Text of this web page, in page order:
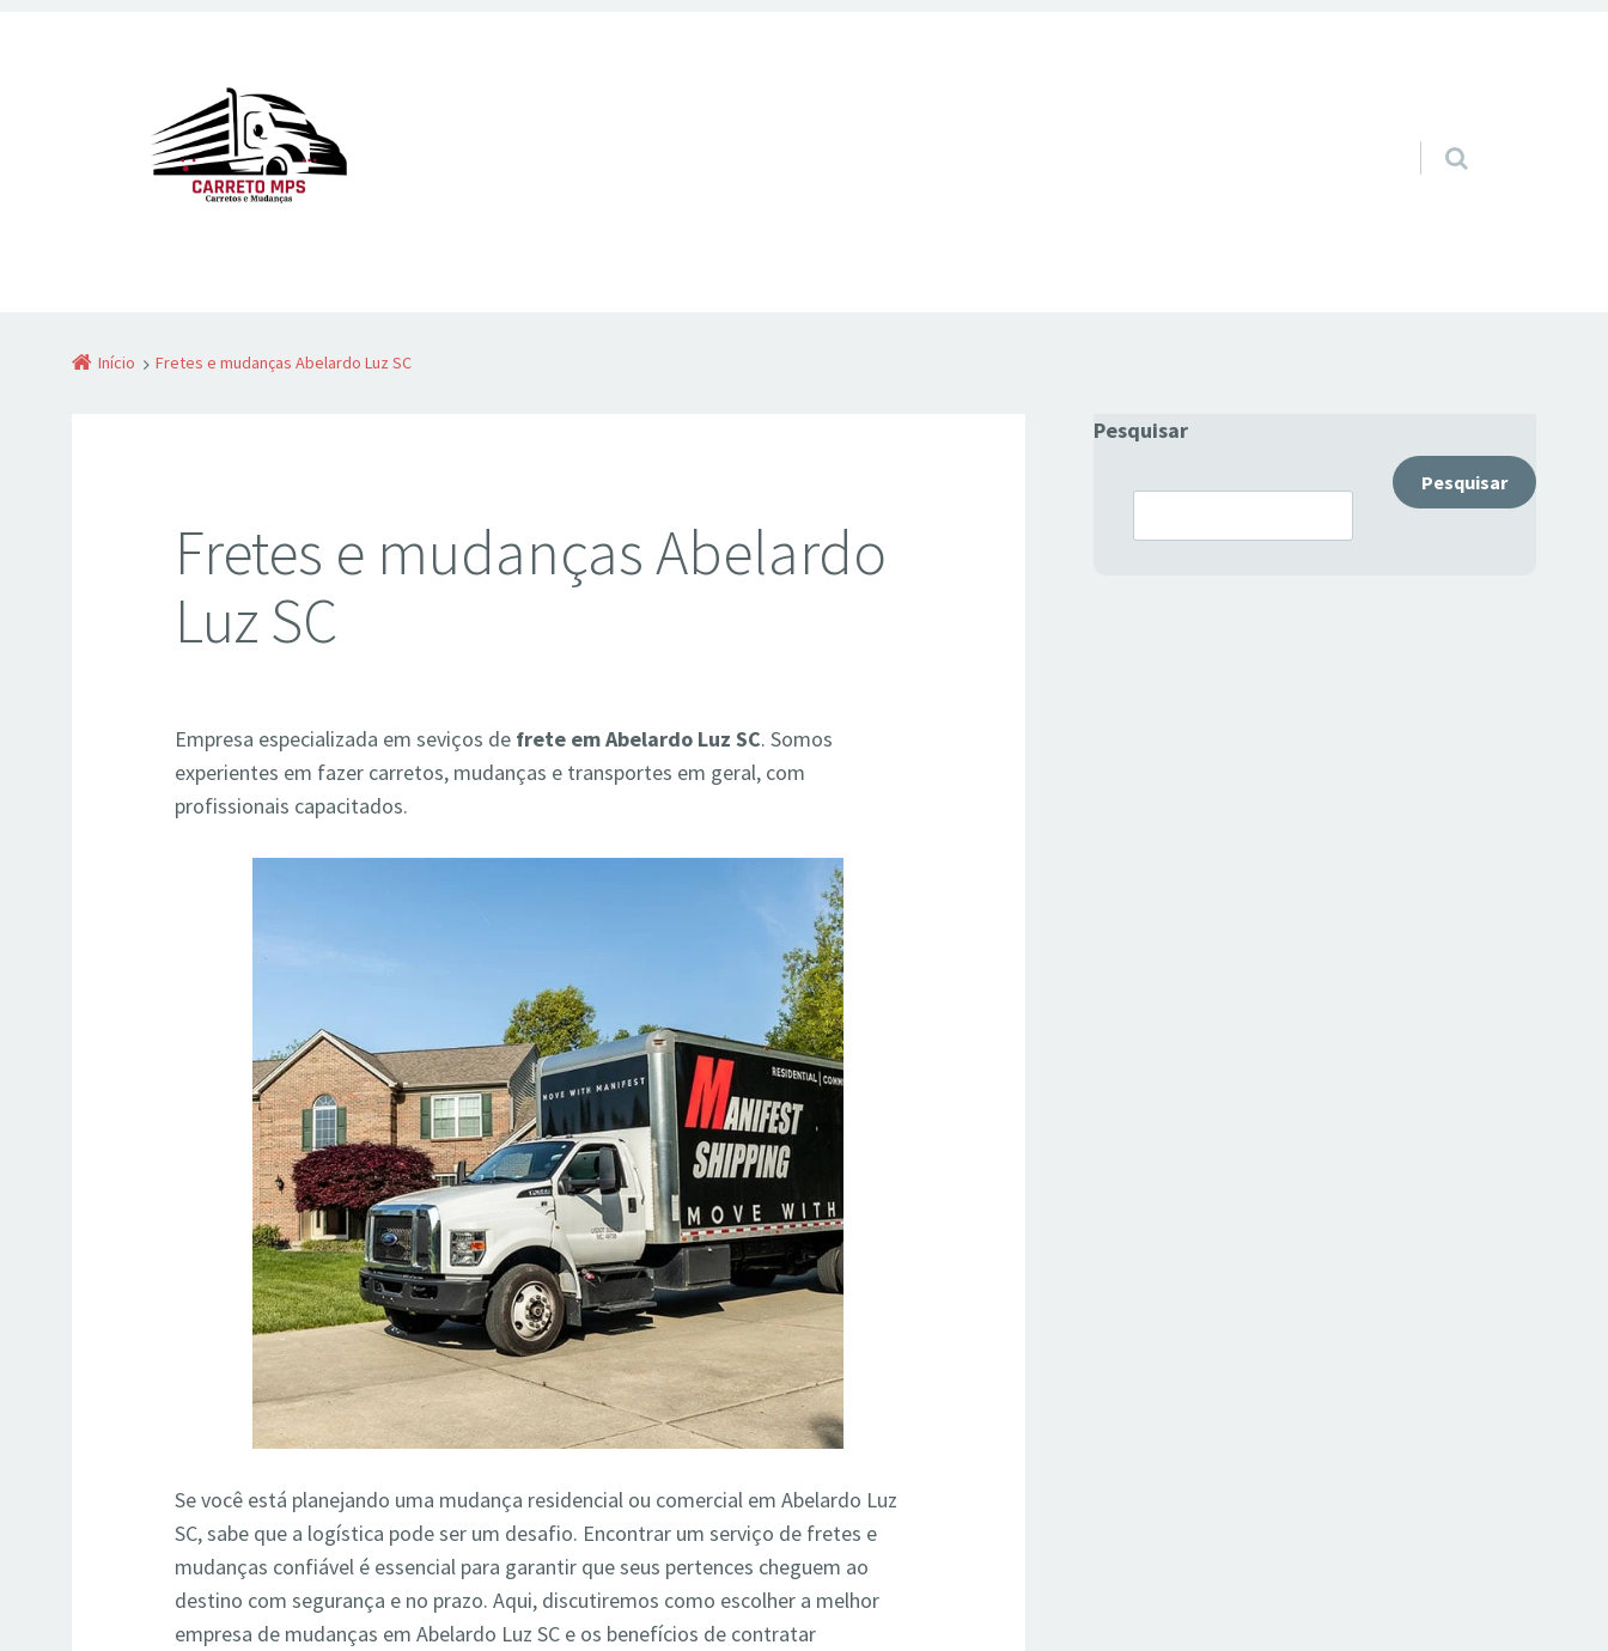
Pular para o conteúdo
Início Fretes e mudanças Abelardo Luz SC
Fretes e mudanças Abelardo
Luz SC
Empresa especializada em seviços de frete em Abelardo Luz SC. Somos
experientes em fazer carretos, mudanças e transportes em geral, com
profissionais capacitados.
Se você está planejando uma mudança residencial ou comercial em Abelardo Luz
SC, sabe que a logística pode ser um desafio. Encontrar um serviço de fretes e
mudanças confiável é essencial para garantir que seus pertences cheguem ao
destino com segurança e no prazo. Aqui, discutiremos como escolher a melhor
empresa de mudanças em Abelardo Luz SC e os benefícios de contratar
Pesquisar
Pesquisar